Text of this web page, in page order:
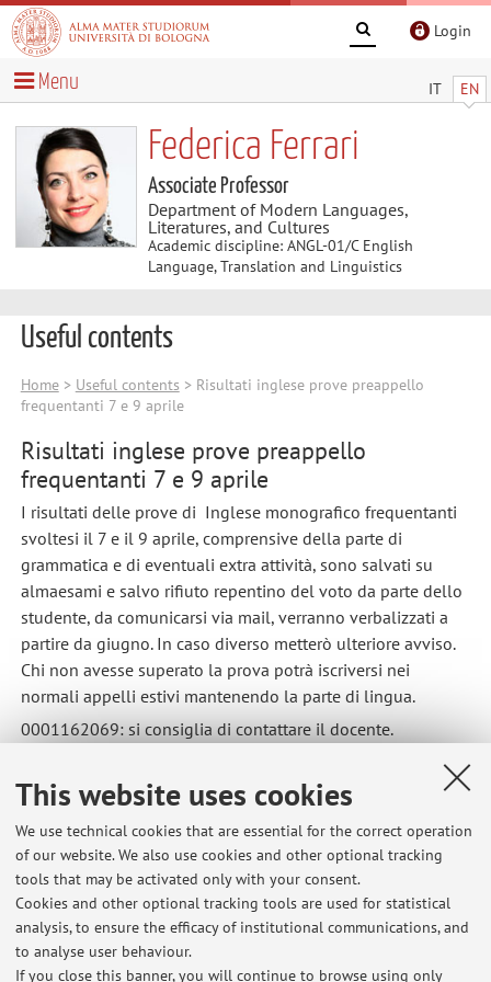
This website uses cookies
We use technical cookies that are essential for the correct operation
of our website. We also use cookies and other optional tracking
tools that may be activated only with your consent.
Cookies and other optional tracking tools are used for statistical
analysis, to ensure the efficacy of institutional communications, and
to analyse user behaviour.
If you close this banner, you will continue to browse using only
Login
IT EN
Menu
Federica Ferrari
Associate Professor
Department of Modern Languages,
Literatures, and Cultures
Academic discipline: ANGL-01/C English
Language, Translation and Linguistics
Useful contents
Home> Useful contents > Risultati inglese prove preappello
frequentanti 7 e 9 aprile
Risultati inglese prove preappello
frequentanti 7 e 9 aprile
I risultati delle prove di Inglese monografico frequentanti
svoltesi il 7 e il 9 aprile, comprensive della parte di
grammatica e di eventuali extra attività, sono salvati su
almaesami e salvo rifiuto repentino del voto da parte dello
studente, da comunicarsi via mail, verranno verbalizzati a
partire da giugno. In caso diverso metterò ulteriore avviso.
Chi non avesse superato la prova potrà iscriversi nei
normali appelli estivi mantenendo la parte di lingua.
0001162069: si consiglia di contattare il docente.
Latest news
English Academic Speaking Skills & Public Speaking con Christina
O'Sullivan (Trasversale Ferrari - Mitzel)
Published on: April 03 2026